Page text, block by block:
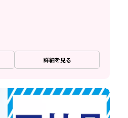
詳細を見る